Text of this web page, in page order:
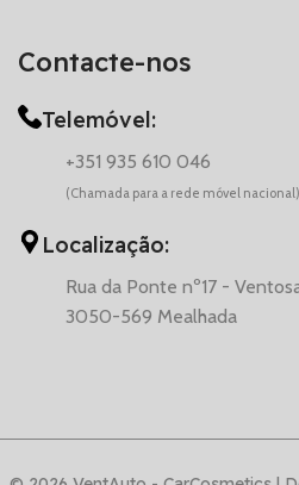
Contacte-nos
Telemóvel:
+351 935 610 046
(Chamada para a rede móvel nacional)
Localização:
Rua da Ponte nº17 -
3050-569 Mealhada